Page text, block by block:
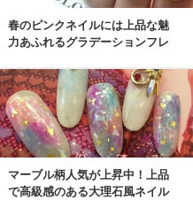
春のピンクネイルには上品な魅
力あふれるグラデーションフレ
マーブル柄人気が上昇中！上品
で高級感のある大理石風ネイル